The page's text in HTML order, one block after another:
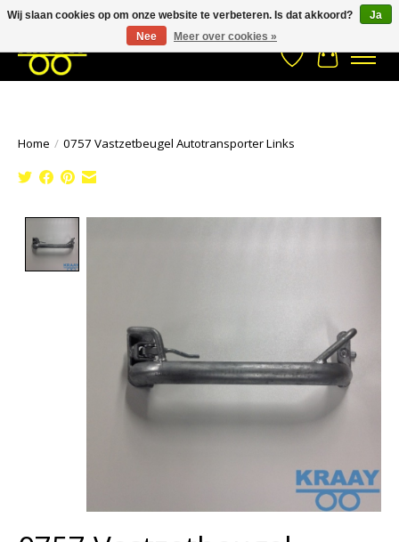
033- 2470 538 info@kraaybv.com Stuur een Whatsapp bericht
Verlanglijst
Home / 0757 Vastzetbeugel Autotransporter Links
Wij slaan cookies op om onze website te verbeteren. Is dat akkoord?
Ja
Nee
Meer over cookies »